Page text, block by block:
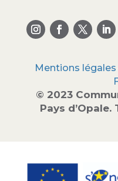
Mentions légales
© 2023
Pays